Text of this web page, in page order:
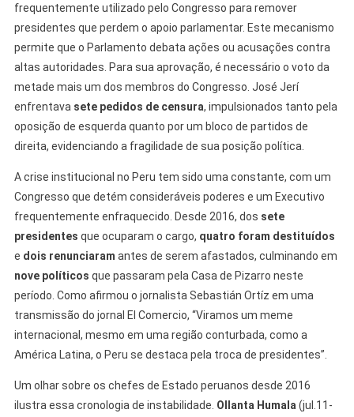
frequentemente utilizado pelo Congresso para remover
presidentes que perdem o apoio parlamentar. Este mecanismo
permite que o Parlamento debata ações ou acusações contra
altas autoridades. Para sua aprovação, é necessário o voto da
metade mais um dos membros do Congresso. José Jerí
enfrentava sete pedidos de censura, impulsionados tanto pela
oposição de esquerda quanto por um bloco de partidos de
direita, evidenciando a fragilidade de sua posição política.
A crise institucional no Peru tem sido uma constante, com um
Congresso que detém consideráveis poderes e um Executivo
frequentemente enfraquecido. Desde 2016, dos sete
presidentes que ocuparam o cargo, quatro foram destituídos
e dois renunciaram antes de serem afastados, culminando em
nove políticos que passaram pela Casa de Pizarro neste
período. Como afirmou o jornalista Sebastián Ortíz em uma
transmissão do jornal El Comercio, “Viramos um meme
internacional, mesmo em uma região conturbada, como a
América Latina, o Peru se destaca pela troca de presidentes”.
Um olhar sobre os chefes de Estado peruanos desde 2016
ilustra essa cronologia de instabilidade. Ollanta Humala (jul.11-